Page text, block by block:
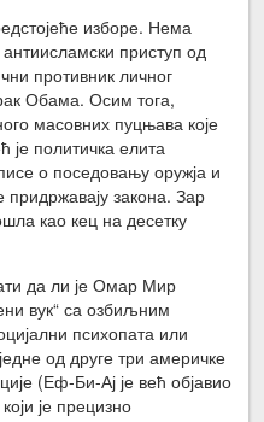
изборе. Нема
приступ од
противник личног
Обама. Осим тога,
масовних пуцњава које
је политичка елита
о поседовању оружја и
придржавају закона. Зар
као кец на десетку
да ли је Омар Мир
вук“ са озбиљним
психопата или
од друге три америчке
(Еф-Би-Ај је већ објавио
је прецизно